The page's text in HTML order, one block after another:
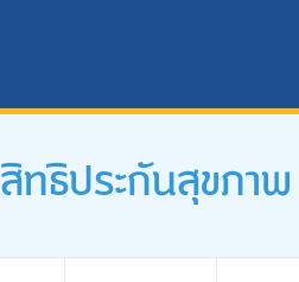
ทธิประกันสุขภาพ